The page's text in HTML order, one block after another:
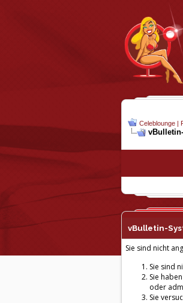
Celeblounge |
vBulletin-
vBulletin-
Sie sind nicht
Sie sind
Sie
oder
Sie